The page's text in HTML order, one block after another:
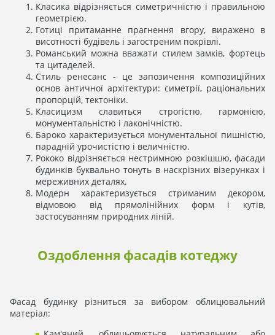
Класика відрізняється симетричністю і правильною
геометрією.
Готиці притаманне прагнення вгору, виражено в
висотності будівель і загостреним покрівлі.
Романський можна вважати стилем замків, фортець
та цитаделей.
Стиль ренесанс - це запозичення композиційних
основ античної архітектури: симетрії, раціональних
пропорцій, тектоніки.
Класицизм славиться строгістю, гармонією,
монументальністю і лаконічністю.
Бароко характеризується монументальної пишністю,
парадній урочистістю і величністю.
Рококо відрізняється нестримною розкішшю, фасади
будинків буквально тонуть в наскрізних візерунках і
мереживних деталях.
Модерн характеризується стриманим декором,
відмовою від прямолінійних форм і кутів,
застосуванням природних ліній.
Оздоблення фасадів котеджу
Фасад будинку різниться за вибором облицювальний
матеріал: